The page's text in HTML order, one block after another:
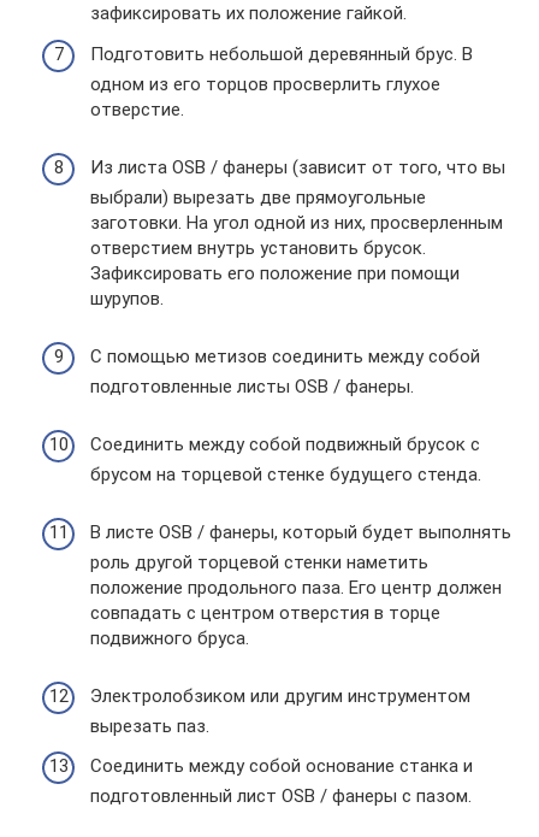
зафиксировать их положение гайкой.
Подготовить небольшой деревянный брус. В
одном из его торцов просверлить глухое
отверстие.
Из листа OSB / фанеры (зависит от того, что вы
выбрали) вырезать две прямоугольные
заготовки. На угол одной из них, просверленным
отверстием внутрь установить брусок.
Зафиксировать его положение при помощи
шурупов.
С помощью метизов соединить между собой
подготовленные листы OSB / фанеры.
Соединить между собой подвижный брусок с
брусом на торцевой стенке будущего стенда.
В листе OSB / фанеры, который будет выполнять
роль другой торцевой стенки наметить
положение продольного паза. Его центр должен
совпадать с центром отверстия в торце
подвижного бруса.
Электролобзиком или другим инструментом
вырезать паз.
Соединить между собой основание станка и
подготовленный лист OSB / фанеры с пазом.